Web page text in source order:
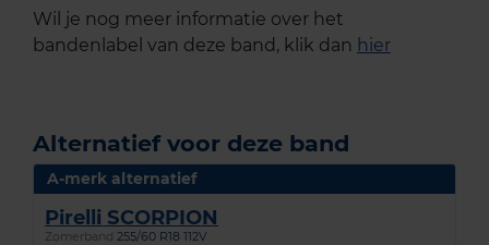
Wil je nog meer informatie over het
bandenlabel van deze band, klik dan hier
Alternatief voor deze band
A-merk alternatief
Pirelli SCORPION
Zomerband 255/60 R18 112V